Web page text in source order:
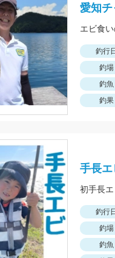
愛知チ
釣行日
釣場
釣魚
釣果
手長
初手長
釣行日
釣場
釣魚